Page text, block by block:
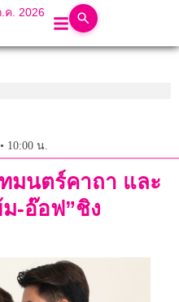
.ค. 2026
10:00 น.
มนตร์คาถา และ
ม-อ๊อฟ”ชิง